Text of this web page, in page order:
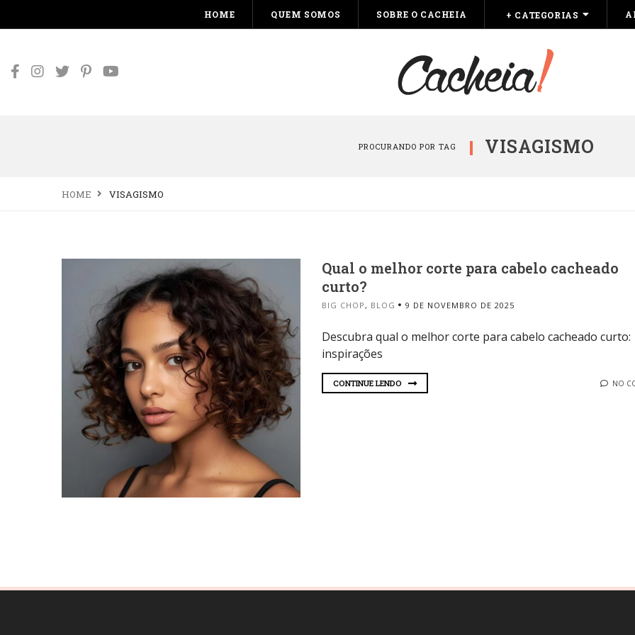
HOME QUEM SOMOS SOBRE O CACHEIA + CATEGORIAS
PROCURANDO POR TAG VISAGISMO
HOME VISAGISMO
Qual o melhor corte para cabelo cacheado
curto?
BIG CHOP , BLOG 9 DE NOVEMBRO DE 2025
Descubra qual o melhor corte para cabelo cacheado curto:
inspirações
CONTINUE LENDO NO